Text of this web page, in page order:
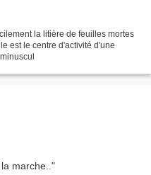
la litière de feuilles mortes
est le centre d'activité d'une